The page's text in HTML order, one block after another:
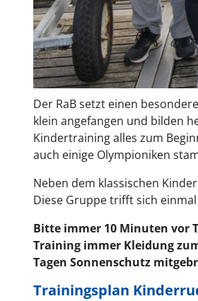
Der RaB setzt einen
klein angefangen und bilden
Kindertraining alles zum
auch einige Olympioniken
Neben dem klassischen
Diese Gruppe trifft sich
Bitte immer 10 Minuten vor
Training immer Kleidung
Tagen Sonnenschutz
Trainingsplan